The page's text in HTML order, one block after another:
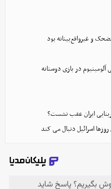
و غیرواقع‌بینانه بود
در بازی دوستانه
ایران عقب نشست؟
اسرائیل دنبال می کند